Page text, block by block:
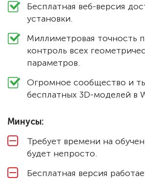
Бесплатная веб-версия
установки.
Миллиметровая точность
контроль всех
параметров.
Огромное сообщество и
бесплатных 3D-моделей в
Минусы:
Требует времени на
будет непросто.
Бесплатная версия